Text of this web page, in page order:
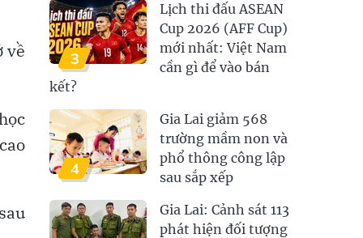
về
3
Lịch thi đấu ASEAN
Cup 2026 (AFF Cup)
mới nhất: Việt Nam
cần gì để vào bán
kết?
4
Gia Lai giảm 568
trường mầm non và
phổ thông công lập
sau sắp xếp
Gia Lai: Cảnh sát 113
phát hiện đối tượng